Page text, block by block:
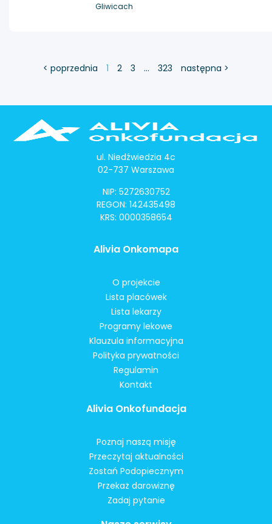
Gliwicach
< poprzednia 1 2 3 … 323 następna >
ul. Niedźwiedzia 4c
02-737 Warszawa
NIP: 5272630752
REGON: 142435498
KRS: 0000358654
Alivia Onkomapa
O projekcie
Lista placówek
Lista lekarzy
Programy lekowe
Klauzula informacyjna
Polityka prywatności
Regulamin
Kontakt
Alivia Onkofundacja
Poznaj naszą misję
Przeczytaj aktualności
Zostań Podopiecznym
Przekaż darowiznę
Zadaj pytanie